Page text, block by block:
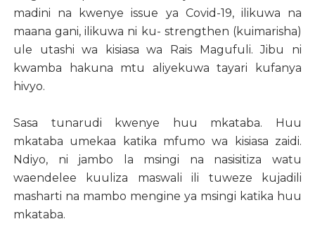
madini na kwenye issue ya Covid-19, ilikuwa na
maana gani, ilikuwa ni ku- strengthen (kuimarisha)
ule utashi wa kisiasa wa Rais Magufuli. Jibu ni
kwamba hakuna mtu aliyekuwa tayari kufanya
hivyo.
Sasa tunarudi kwenye huu mkataba. Huu
mkataba umekaa katika mfumo wa kisiasa zaidi.
Ndiyo, ni jambo la msingi na nasisitiza watu
waendelee kuuliza maswali ili tuweze kujadili
masharti na mambo mengine ya msingi katika huu
mkataba.